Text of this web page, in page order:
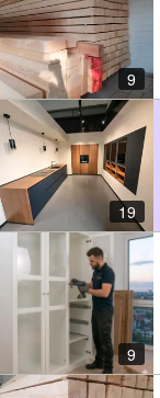
9
19
9